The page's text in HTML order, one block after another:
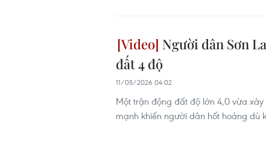
Người dân Sơn
đất 4 độ
11/05/2026 04:02
Một trận động đất độ lớn 4,0 vừa
mạnh khiến người dân hốt hoảng dù